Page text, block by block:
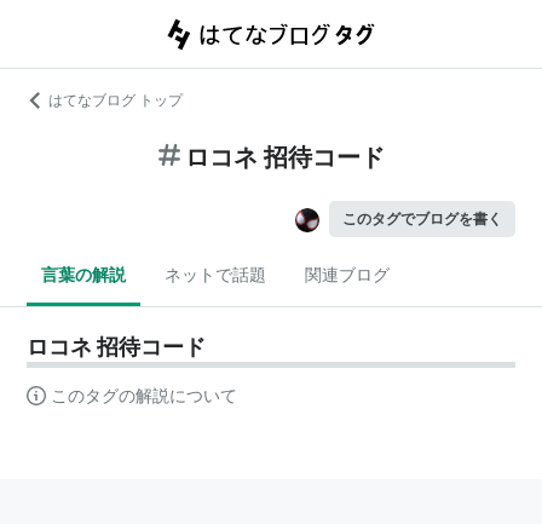
はてなブログ トップ
ロコネ 招待コード
このタグでブログを書く
言葉の解説 ネットで話題 関連ブログ
ロコネ 招待コード
このタグの解説について